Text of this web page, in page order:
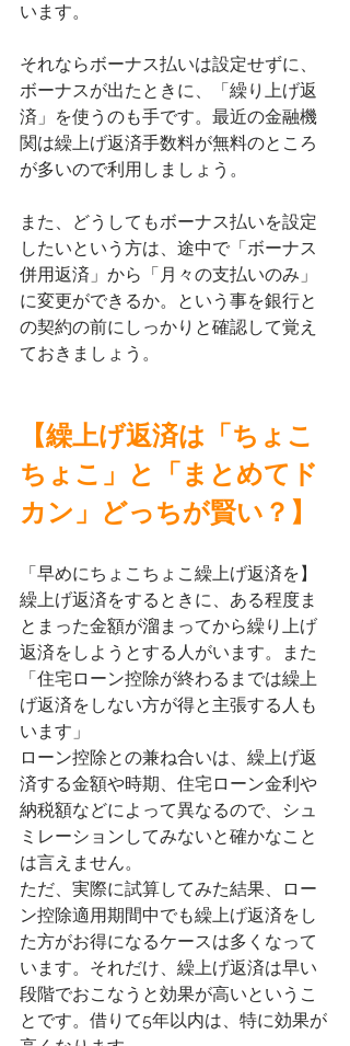
います。
それならボーナス払いは設定せずに、
ボーナスが出たときに、「繰り上げ返
済」を使うのも手です。最近の金融機
関は繰上げ返済手数料が無料のところ
が多いので利用しましょう。
また、どうしてもボーナス払いを設定
したいという方は、途中で「ボーナス
併用返済」から「月々の支払いのみ」
に変更ができるか。という事を銀行と
の契約の前にしっかりと確認して覚え
ておきましょう。
【繰上げ返済は「ちょこ
ちょこ」と「まとめてド
カン」どっちが賢い？】
「早めにちょこちょこ繰上げ返済を】
繰上げ返済をするときに、ある程度ま
とまった金額が溜まってから繰り上げ
返済をしようとする人がいます。また
「住宅ローン控除が終わるまでは繰上
げ返済をしない方が得と主張する人も
います」
ローン控除との兼ね合いは、繰上げ返
済する金額や時期、住宅ローン金利や
納税額などによって異なるので、シュ
ミレーションしてみないと確かなこと
は言えません。
ただ、実際に試算してみた結果、ロー
ン控除適用期間中でも繰上げ返済をし
た方がお得になるケースは多くなって
います。それだけ、繰上げ返済は早い
段階でおこなうと効果が高いというこ
とです。借りて5年以内は、特に効果が